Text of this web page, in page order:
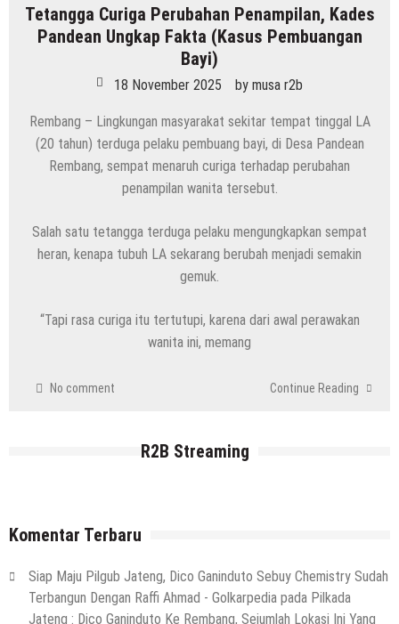
Tetangga Curiga Perubahan Penampilan, Kades
Pandean Ungkap Fakta (Kasus Pembuangan
Bayi)
18 November 2025 by musa r2b
Rembang – Lingkungan masyarakat sekitar tempat tinggal LA
(20 tahun) terduga pelaku pembuang bayi, di Desa Pandean
Rembang, sempat menaruh curiga terhadap perubahan
penampilan wanita tersebut.
Salah satu tetangga terduga pelaku mengungkapkan sempat
heran, kenapa tubuh LA sekarang berubah menjadi semakin
gemuk.
“Tapi rasa curiga itu tertutupi, karena dari awal perawakan
wanita ini, memang
No comment Continue Reading
R2B Streaming
Komentar Terbaru
Siap Maju Pilgub Jateng, Dico Ganinduto Sebuy Chemistry Sudah
Terbangun Dengan Raffi Ahmad - Golkarpedia pada Pilkada
Jateng : Dico Ganinduto Ke Rembang, Sejumlah Lokasi Ini Yang